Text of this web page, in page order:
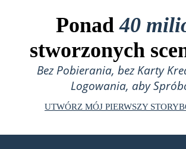
Ponad40
stworzonych
Bez Pobierania, bez Karty
Logowania, aby
UTWÓRZ MÓJ PIERWSZY